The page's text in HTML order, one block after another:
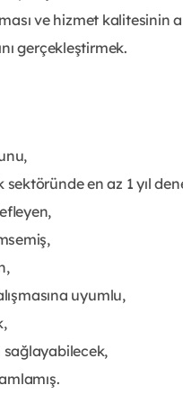
ve hizmet kalitesinin
gerçekleştirmek.
en az 1 yıl
uyumlu,
sağlayabilecek,